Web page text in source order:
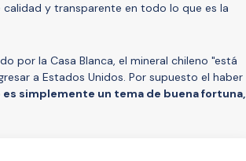
y transparente en todo lo que es la
por la Casa Blanca, el mineral chileno "está
a Estados Unidos. Por supuesto el haber
es simplemente un tema de buena fortuna,